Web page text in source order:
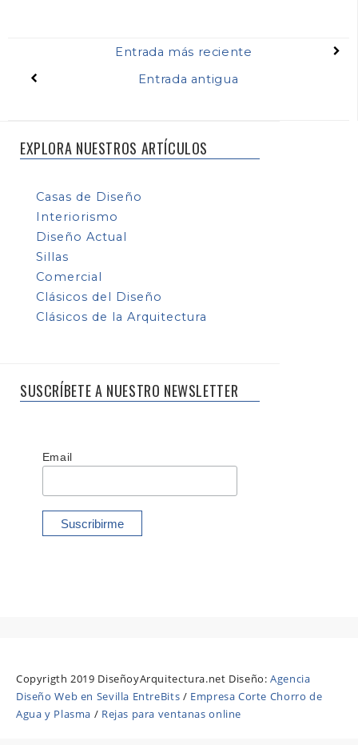
Entrada más reciente
Entrada antigua
EXPLORA NUESTROS ARTÍCULOS
Casas de Diseño
Interiorismo
Diseño Actual
Sillas
Comercial
Clásicos del Diseño
Clásicos de la Arquitectura
SUSCRÍBETE A NUESTRO NEWSLETTER
Email
Copyrigth 2019 DiseñoyArquitectura.net Diseño:Agencia
Diseño Web en Sevilla EntreBits / Empresa Corte Chorro de
Agua y Plasma / Rejas para ventanas online